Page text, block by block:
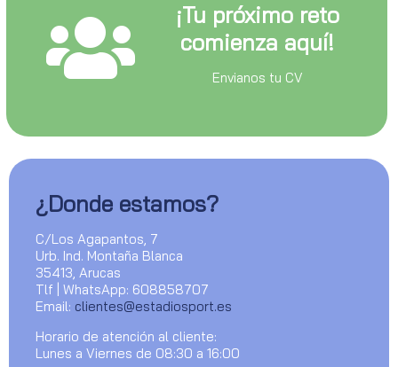
¡Tu próximo reto
comienza aquí!
Envianos tu CV
¿Donde estamos?
C/Los Agapantos, 7
Urb. Ind. Montaña Blanca
35413, Arucas
Tlf | WhatsApp: 608858707
Email: clientes@estadiosport.es
Horario de atención al cliente:
Lunes a Viernes de 08:30 a 16:00